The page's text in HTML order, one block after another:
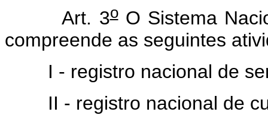
Art. 3oO Sistema
compreende as seguintes
I - registro nacional de
II - registro nacional de